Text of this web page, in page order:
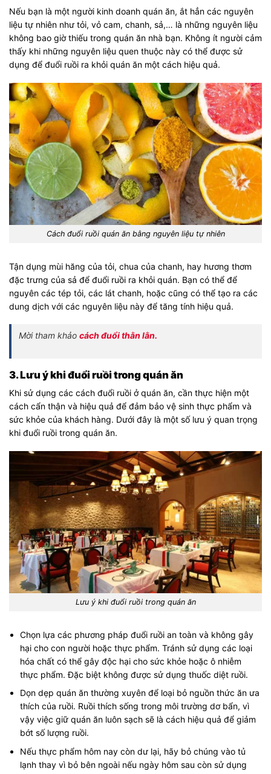
Nếu bạn là một người kinh doanh quán ăn, ắt hẳn các nguyên
liệu tự nhiên như tỏi, vỏ cam, chanh, sả,… là những nguyên liệu
không bao giờ thiếu trong quán ăn nhà bạn. Không ít người cảm
thấy khi những nguyên liệu quen thuộc này có thể được sử
dụng để đuổi ruồi ra khỏi quán ăn một cách hiệu quả.
Cách đuổi ruồi quán ăn bằng nguyên liệu tự nhiên
Tận dụng mùi hăng của tỏi, chua của chanh, hay hương thơm
đặc trưng của sả để đuổi ruồi ra khỏi quán. Bạn có thể để
nguyên các tép tỏi, các lát chanh, hoặc cũng có thể tạo ra các
dung dịch với các nguyên liệu này để tăng tính hiệu quả.
Mời tham khảo cách đuổi thằn lằn.
3. Lưu ý khi đuổi ruồi trong quán ăn
Khi sử dụng các cách đuổi ruồi ở quán ăn, cần thực hiện một
cách cẩn thận và hiệu quả để đảm bảo vệ sinh thực phẩm và
sức khỏe của khách hàng. Dưới đây là một số lưu ý quan trọng
khi đuổi ruồi trong quán ăn.
Lưu ý khi đuổi ruồi trong quán ăn
Chọn lựa các phương pháp đuổi ruồi an toàn và không gây
hại cho con người hoặc thực phẩm. Tránh sử dụng các loại
hóa chất có thể gây độc hại cho sức khỏe hoặc ô nhiễm
thực phẩm. Đặc biệt không được sử dụng thuốc diệt ruồi.
Dọn dẹp quán ăn thường xuyên để loại bỏ nguồn thức ăn ưa
thích của ruồi. Ruồi thích sống trong môi trường dơ bẩn, vì
vậy việc giữ quán ăn luôn sạch sẽ là cách hiệu quả để giảm
bớt số lượng ruồi.
Nếu thực phẩm hôm nay còn dư lại, hãy bỏ chúng vào tủ
lạnh thay vì bỏ bên ngoài nếu ngày hôm sau còn sử dụng